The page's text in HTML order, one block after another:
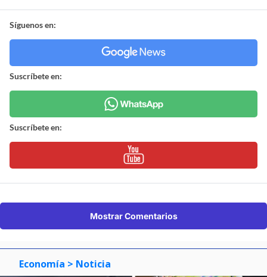
Síguenos en:
Suscríbete en:
Suscríbete en:
Mostrar Comentarios
Economía > Noticia